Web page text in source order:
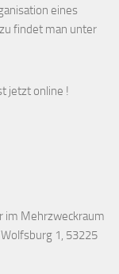
eines
findet man unter
jetzt online !
im Mehrzweckraum
1, 53225